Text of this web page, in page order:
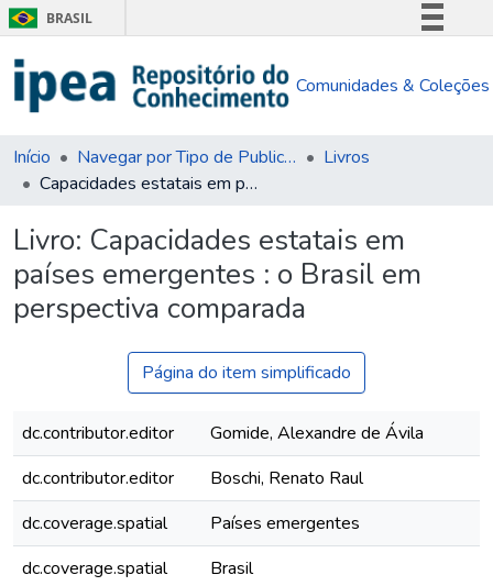
BRASIL
Comunica BR
Acesso à informação
Comunidades & Coleções
Início Navegar por Tipo de Publicação
Livros
Capacidades estatais em países emergentes : o Brasil em perspectiva comparada
Livro: Capacidades estatais em
países emergentes : o Brasil em
perspectiva comparada
Página do item simplificado
dc.contributor.editor
Gomide, Alexandre de Ávila
dc.contributor.editor
Boschi, Renato Raul
dc.coverage.spatial
Países emergentes
dc.coverage.spatial
Brasil